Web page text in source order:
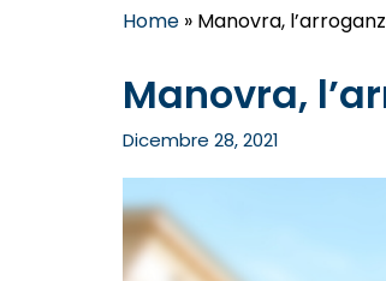
Home » Manovra,
Manovra,
Dicembre 28, 2021